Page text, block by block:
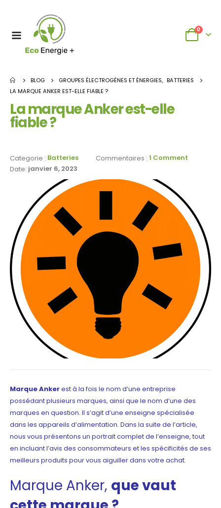
0
BLOG GROUPES ÉLECTROGÈNES ET ÉNERGIES, BATTERIES
LA MARQUE ANKER EST-ELLE FIABLE ?
La marque Anker est-elle
fiable ?
Categorie : Batteries Commentaires : 1 Comment
Date: janvier 6, 2023
Marque Ankerest à la fois le nom d’une entreprise
possédant plusieurs marques, ainsi que le nom d’une des
marques en question. Il s’agit d’une enseigne spécialisée
dans les appareils d’alimentation. Dans la suite de l’article,
nous vous présentons un portrait complet de l’enseigne, tout
en incluant l’avis des consommateurs et les spécificités de ses
meilleurs produits pour vous aiguiller dans votre achat.
Marque Anker, que vaut